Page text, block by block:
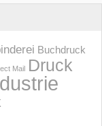
Buchdruck
Mail Druck